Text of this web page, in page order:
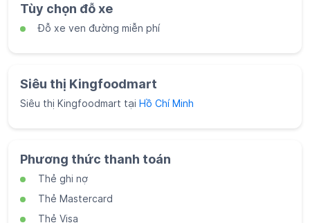
Tùy chọn đỗ xe
Đỗ xe ven đường miễn phí
Siêu thị Kingfoodmart
Siêu thị Kingfoodmart tại Hồ Chí Minh
Phương thức thanh toán
Thẻ ghi nợ
Thẻ Mastercard
Thẻ Visa